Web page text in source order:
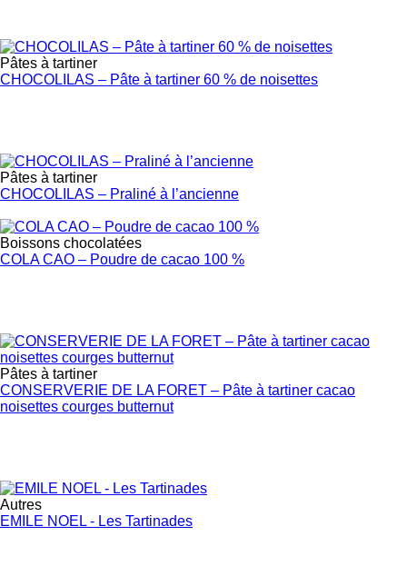
Pâtes à tartiner
CHOCOLILAS – Pâte à tartiner 60 % de noisettes
Pâtes à tartiner
CHOCOLILAS – Praliné à l’ancienne
Boissons chocolatées
COLA CAO – Poudre de cacao 100 %
Pâtes à tartiner
CONSERVERIE DE LA FORET – Pâte à tartiner cacao
noisettes courges butternut
Autres
EMILE NOEL - Les Tartinades